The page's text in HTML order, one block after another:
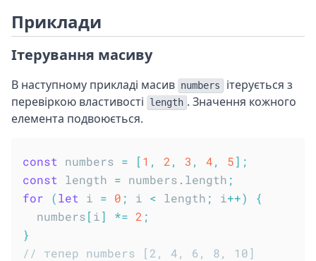
Приклади
Ітерування масиву
В наступному прикладі масив numbers
ітерується з
перевіркою властивості
length . Значення кожного
елемента подвоюється.
const numbers = [1 , 2 , 3 , 4, 5] ;
const length = numbers . length ;
for
(let i = 0 ; i < length ; i++)
{
  numbers
[i ] *= 2 ;
}
// тепер numbers [2, 4, 6, 8, 10]